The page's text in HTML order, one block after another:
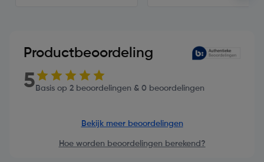
Productbeoordeling
5 Basis op 2 beoordelingen & 0 beoordelingen
Bekijk meer beoordelingen
Hoe worden beoordelingen berekend?